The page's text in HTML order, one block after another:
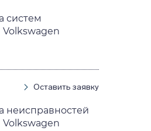
систем
Оставить заявку
неисправностей